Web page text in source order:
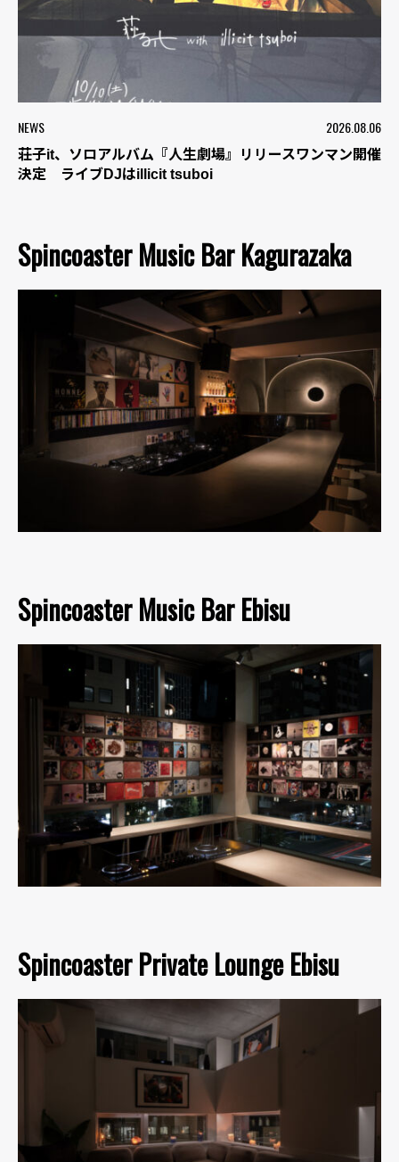
NEWS 2026.08.06
荘子it、ソロアルバム『人生劇場』リリースワンマン開催
決定 ライブDJはillicit tsuboi
Spincoaster Music Bar Kagurazaka
Spincoaster Music Bar Ebisu
Spincoaster Private Lounge Ebisu